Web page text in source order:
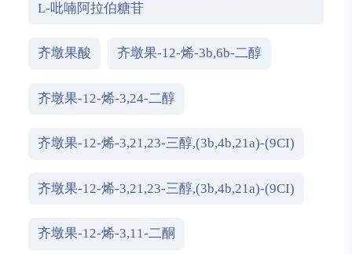
L-吡喃阿拉伯糖苷
齐墩果酸 齐墩果-12-烯-3b,6b-二醇
齐墩果-12-烯-3,24-二醇
齐墩果-12-烯-3,21,23-三醇,(3b,4b,21a)-(9CI)
齐墩果-12-烯-3,21,23-三醇,(3b,4b,21a)-(9CI)
齐墩果-12-烯-3,11-二酮